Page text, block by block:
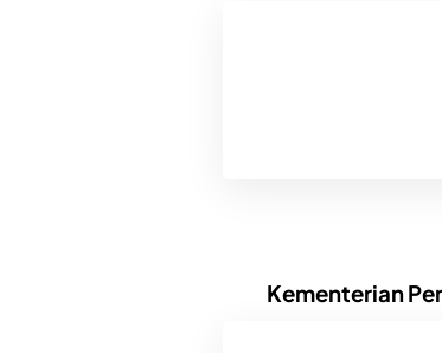
Kementerian